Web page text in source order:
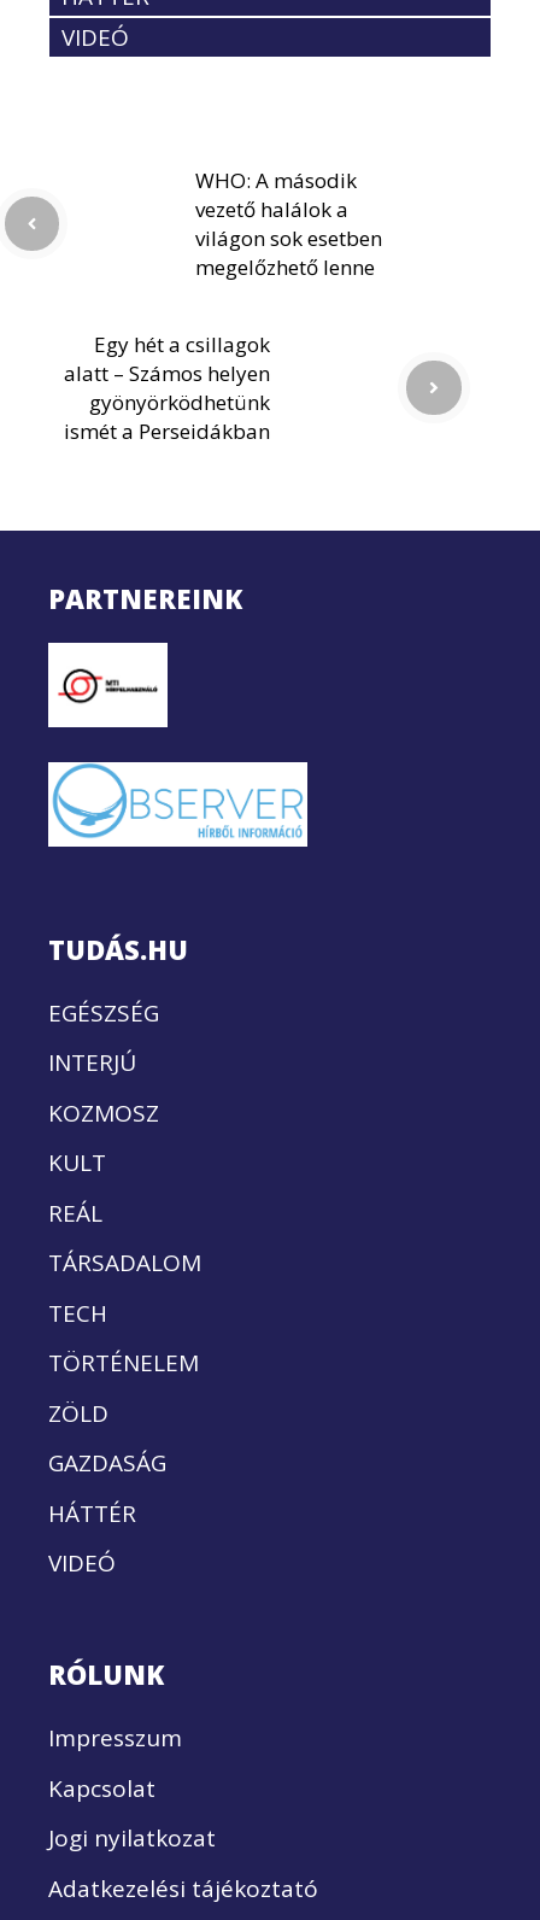
VIDEÓ
WHO: A második
vezető halálok a
világon sok esetben
megelőzhető lenne
Egy hét a csillagok
alatt – Számos helyen
gyönyörködhetünk
ismét a Perseidákban
PARTNEREINK
TUDÁS.HU
EGÉSZSÉG
INTERJÚ
KOZMOSZ
KULT
REÁL
TÁRSADALOM
TECH
TÖRTÉNELEM
ZÖLD
GAZDASÁG
HÁTTÉR
VIDEÓ
RÓLUNK
Impresszum
Kapcsolat
Jogi nyilatkozat
Adatkezelési tájékoztató